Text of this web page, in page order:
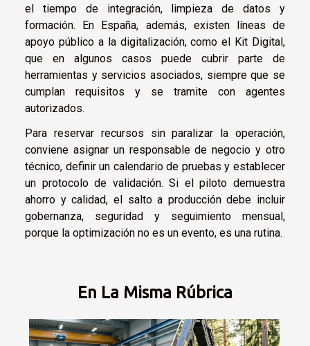
el tiempo de integración, limpieza de datos y
formación. En España, además, existen líneas de
apoyo público a la digitalización, como el Kit Digital,
que en algunos casos puede cubrir parte de
herramientas y servicios asociados, siempre que se
cumplan requisitos y se tramite con agentes
autorizados.
Para reservar recursos sin paralizar la operación,
conviene asignar un responsable de negocio y otro
técnico, definir un calendario de pruebas y establecer
un protocolo de validación. Si el piloto demuestra
ahorro y calidad, el salto a producción debe incluir
gobernanza, seguridad y seguimiento mensual,
porque la optimización no es un evento, es una rutina.
En La Misma Rúbrica